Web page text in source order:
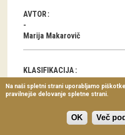
dogodki
Koledar dogodkov
Predavanja
Delavnice
Vodeni ogledi
AVTOR
Marija Makarovič
KLASIFIKACIJA
Počitnice: gore in morje,
Na naši spletni strani uporabljamo
pravilnejše delovanje spletne strani.
OK Več